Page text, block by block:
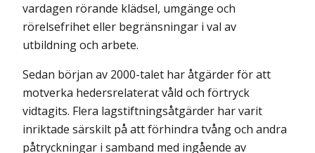
vardagen rörande klädsel, umgänge och
rörelsefrihet eller begränsningar i val av
utbildning och arbete.
Sedan början av 2000-talet har åtgärder för att
motverka hedersrelaterat våld och förtryck
vidtagits. Flera lagstiftningsåtgärder har varit
inriktade särskilt på att förhindra tvång och andra
påtryckningar i samband med ingående av